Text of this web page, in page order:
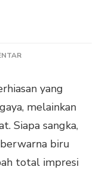
PADA
SAPPHIRE
RING
UNTUK
PRIA?
yang
melainkan
Siapa sangka,
biru
total impresi